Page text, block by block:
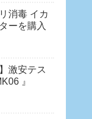
消毒 イカ
ーを購入
激安テス
』